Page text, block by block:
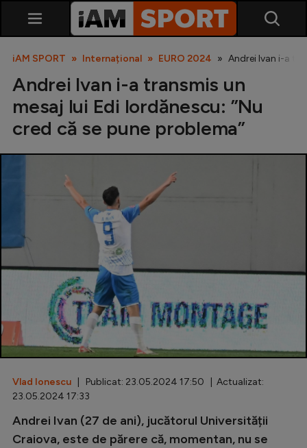
Liga 2
Cupa României
Echipa Națională
U21
Fotbal feminin
Special
Diverse
Inedit
iAM SPORT Internațional EURO 2024 Andrei Ivan i-a
Andrei Ivan i-a transmis un
mesaj lui Edi Iordănescu: ”Nu
cred că se pune problema”
Vlad Ionescu | Publicat: 23.05.2024 17:50 | Actualizat:
23.05.2024 17:33
Andrei Ivan (27 de ani), jucătorul Universității
Craiova, este de părere că, momentan, nu se